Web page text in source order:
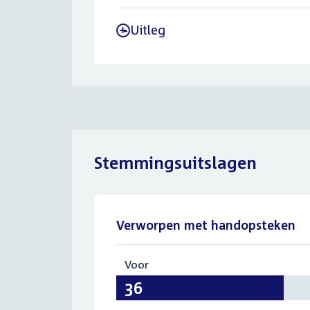
- Uitleg
Stemmingsuitslagen
Verworpen met handopsteken
Voor